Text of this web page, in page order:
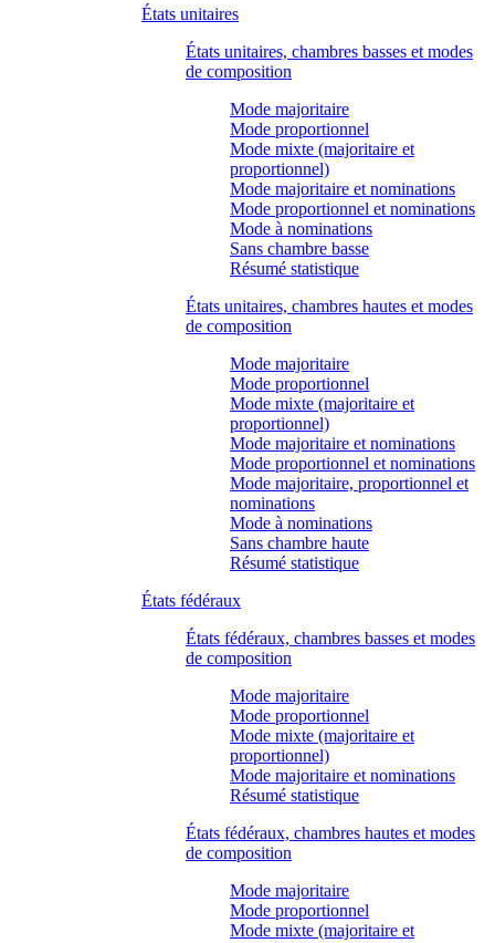
États unitaires
États unitaires, chambres basses et modes
de composition
Mode majoritaire
Mode proportionnel
Mode mixte (majoritaire et
proportionnel)
Mode majoritaire et nominations
Mode proportionnel et nominations
Mode à nominations
Sans chambre basse
Résumé statistique
États unitaires, chambres hautes et modes
de composition
Mode majoritaire
Mode proportionnel
Mode mixte (majoritaire et
proportionnel)
Mode majoritaire et nominations
Mode proportionnel et nominations
Mode majoritaire, proportionnel et
nominations
Mode à nominations
Sans chambre haute
Résumé statistique
États fédéraux
États fédéraux, chambres basses et modes
de composition
Mode majoritaire
Mode proportionnel
Mode mixte (majoritaire et
proportionnel)
Mode majoritaire et nominations
Résumé statistique
États fédéraux, chambres hautes et modes
de composition
Mode majoritaire
Mode proportionnel
Mode mixte (majoritaire et